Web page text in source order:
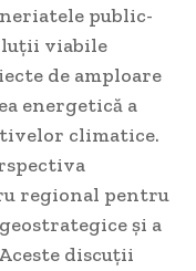
public-
viabile
de amploare
energetică a
climatice.
regional pentru
și a
discuții